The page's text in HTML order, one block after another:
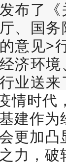
布了
、国
意见>
济环
业送
情时代
建作为
更加
力，破